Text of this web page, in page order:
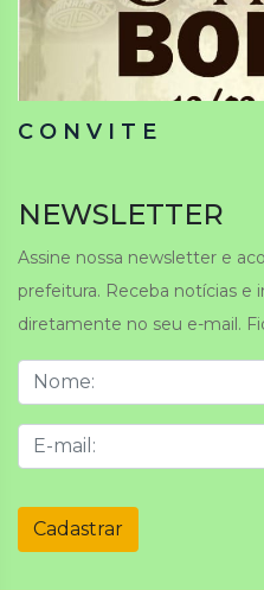
C O N V I T E
NEWSLETTER
Assine nossa newsletter e
prefeitura. Receba notícias
diretamente no seu e-mail.
Cadastrar